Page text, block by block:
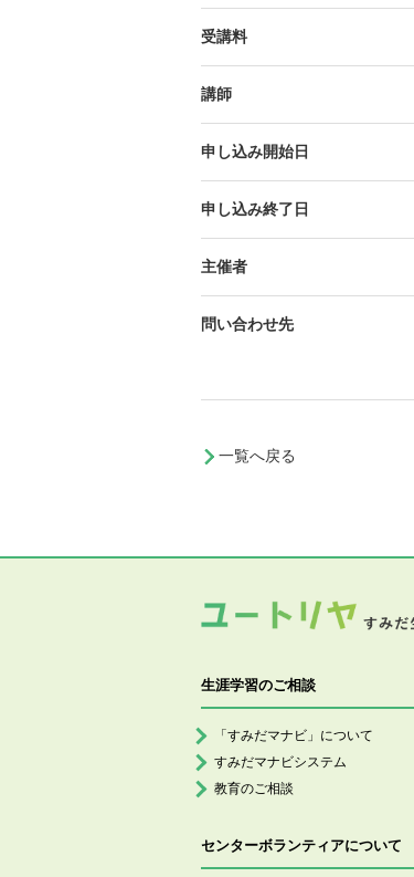
受講料
講師
申し込み開始日
申し込み終了日
主催者
問い合わせ先
一覧へ戻る
生涯学習のご相談
「すみだマナビ」について
すみだマナビシステム
教育のご相談
センターボランティアについて